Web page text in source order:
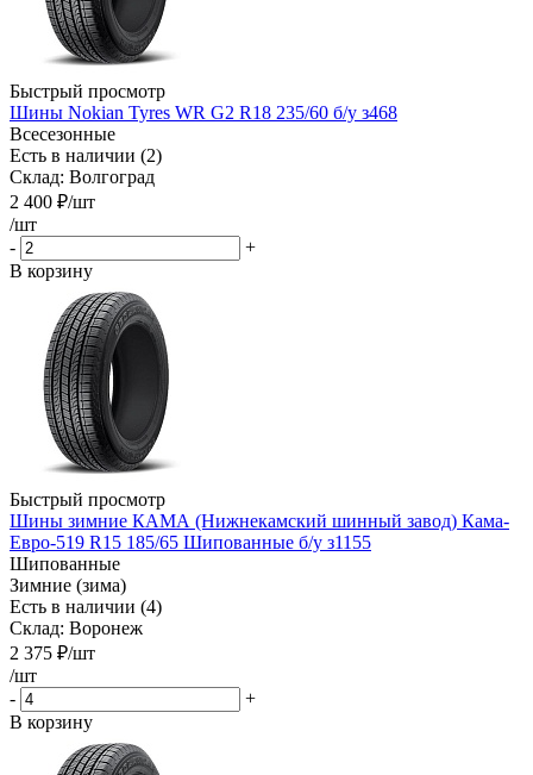
Быстрый просмотр
Шины Nokian Tyres WR G2 R18 235/60 б/у з468
Всесезонные
Есть в наличии (2)
Склад: Волгоград
2 400 ₽/шт
/шт
-
+
В корзину
Быстрый просмотр
Шины зимние КАМА (Нижнекамский шинный завод) Кама-
Евро-519 R15 185/65 Шипованные б/у з1155
Шипованные
Зимние (зима)
Есть в наличии (4)
Склад: Воронеж
2 375 ₽/шт
/шт
-
+
В корзину